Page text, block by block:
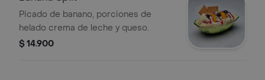
Picado de banano, porciones de
helado crema de leche y queso.
$ 14.900